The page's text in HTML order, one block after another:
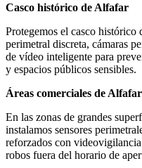
Casco histórico de Alfafar
Protegemos el casco histórico
perimetral discreta, cámaras
de vídeo inteligente para
y espacios públicos sensibles.
Áreas comerciales de Alfafar
En las zonas de grandes
instalamos sensores
reforzados con
robos fuera del horario de